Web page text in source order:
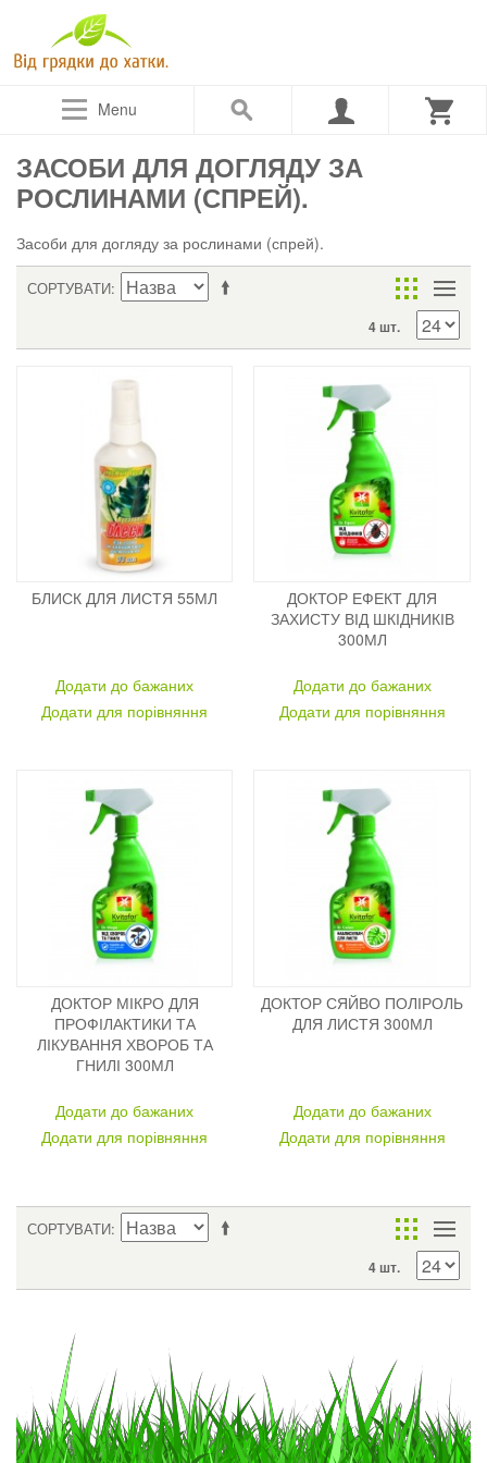
Menu
ЗАСОБИ ДЛЯ ДОГЛЯДУ ЗА
РОСЛИНАМИ (СПРЕЙ).
Засоби для догляду за рослинами (спрей).
СОРТУВАТИ
4 шт.
БЛИСК ДЛЯ ЛИСТЯ 55МЛ
Додати до бажаних
Додати для порівняння
ДОКТОР ЕФЕКТ ДЛЯ
ЗАХИСТУ ВІД ШКІДНИКІВ
300МЛ
Додати до бажаних
Додати для порівняння
ДОКТОР МІКРО ДЛЯ
ПРОФІЛАКТИКИ ТА
ЛІКУВАННЯ ХВОРОБ ТА
ГНИЛІ 300МЛ
Додати до бажаних
Додати для порівняння
ДОКТОР СЯЙВО ПОЛІРОЛЬ
ДЛЯ ЛИСТЯ 300МЛ
Додати до бажаних
Додати для порівняння
СОРТУВАТИ
4 шт.